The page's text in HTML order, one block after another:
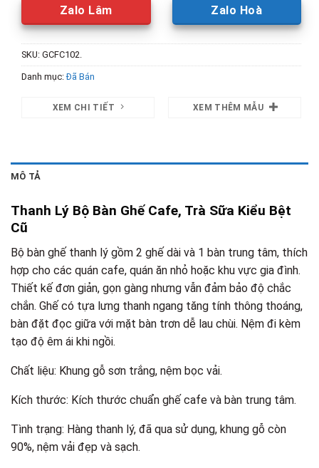
Zalo Lâm Zalo Hoà
SKU: GCFC102.
Danh mục:Đã Bán
XEM CHI TIẾT XEM THÊM MẪU
MÔ TẢ
Thanh Lý Bộ Bàn Ghế Cafe, Trà Sữa Kiểu Bệt
Cũ
Bộ bàn ghế thanh lý gồm 2 ghế dài và 1 bàn trung tâm, thích
hợp cho các quán cafe, quán ăn nhỏ hoặc khu vực gia đình.
Thiết kế đơn giản, gọn gàng nhưng vẫn đảm bảo độ chắc
chắn. Ghế có tựa lưng thanh ngang tăng tính thông thoáng,
bàn đặt đọc giữa với mặt bàn trơn dễ lau chùi. Nệm đi kèm
tạo độ êm ái khi ngồi.
Chất liệu: Khung gỗ sơn trắng, nệm bọc vải.
Kích thước: Kích thước chuẩn ghế cafe và bàn trung tâm.
Tình trạng: Hàng thanh lý, đã qua sử dụng, khung gỗ còn
90%, nệm vải đẹp và sạch.